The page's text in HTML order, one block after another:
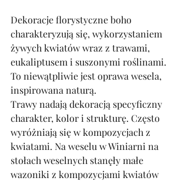
Dekoracje florystyczne boho
charakteryzują się, wykorzystaniem
żywych kwiatów wraz z trawami,
eukaliptusem i suszonymi roślinami.
To niewątpliwie jest oprawa wesela,
inspirowana naturą.
Trawy nadają dekoracją specyficzny
charakter, kolor i strukturę. Często
wyróżniają się w kompozycjach z
kwiatami. Na weselu w Winiarni na
stołach weselnych stanęły małe
wazoniki z kompozycjami kwiatów